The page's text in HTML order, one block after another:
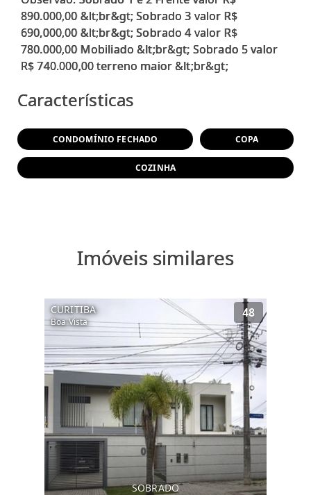
890.000,00 &lt;br&gt; Sobrado 3 valor R$
690,000,00 &lt;br&gt; Sobrado 4 valor R$
780.000,00 Mobiliado &lt;br&gt; Sobrado 5 valor
Características
CONDOMÍNIO FECHADO COPA
COZINHA
Imóveis similares
CURITIBA
Boa Vista
48
SOBRADO